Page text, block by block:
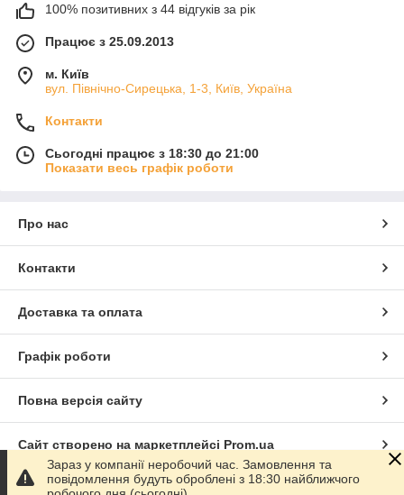
100% позитивних з 44 відгуків за рік
Працює з 25.09.2013
м. Київ
вул. Північно-Сирецька, 1-3, Київ, Україна
Контакти
Сьогодні працює з 18:30 до 21:00
Показати весь графік роботи
Про нас
Контакти
Доставка та оплата
Графік роботи
Повна версія сайту
Сайт створено на маркетплейсі Prom.ua
Політика конфіденційності
Зараз у компанії неробочий час. Замовлення та
повідомлення будуть оброблені з 18:30 найближчого